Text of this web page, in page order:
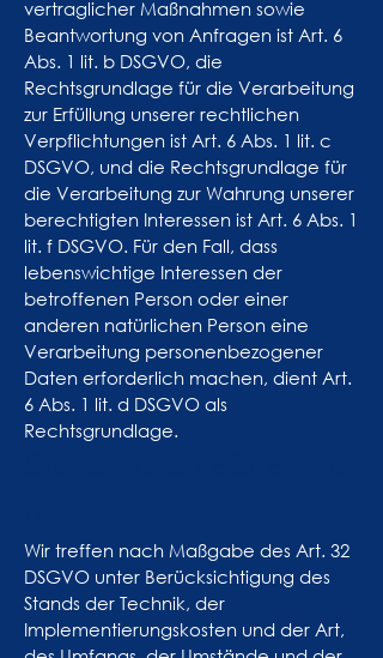
vertraglicher Maßnahmen sowie
Beantwortung von Anfragen ist Art. 6
Abs. 1 lit. b DSGVO, die
Rechtsgrundlage für die Verarbeitung
zur Erfüllung unserer rechtlichen
Verpflichtungen ist Art. 6 Abs. 1 lit. c
DSGVO, und die Rechtsgrundlage für
die Verarbeitung zur Wahrung unserer
berechtigten Interessen ist Art. 6 Abs. 1
lit. f DSGVO. Für den Fall, dass
lebenswichtige Interessen der
betroffenen Person oder einer
anderen natürlichen Person eine
Verarbeitung personenbezogener
Daten erforderlich machen, dient Art.
6 Abs. 1 lit. d DSGVO als
Rechtsgrundlage.
Wir treffen nach Maßgabe des Art. 32
DSGVO unter Berücksichtigung des
Stands der Technik, der
Implementierungskosten und der Art,